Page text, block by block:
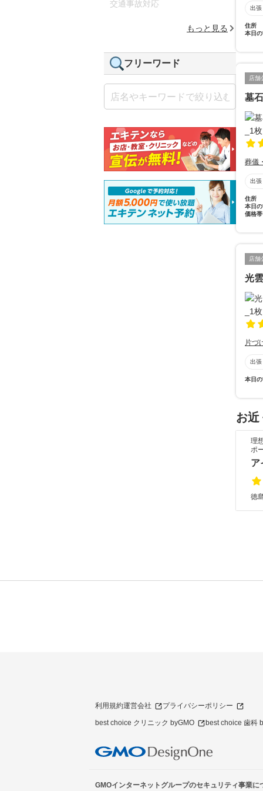
出張
住所
本日
店舗
墓
葬儀
出張
住所
本日
価格帯
店舗
光
片づ
出張
本日
お近
理
ポ
ア
徳
交通事故対応
もっと見る
フリーワード
利用規約運営会社 プライバシーポリシー
best choice クリニック byGMO best choice 歯科
GMOインターネットグループのセキュリティ事業に